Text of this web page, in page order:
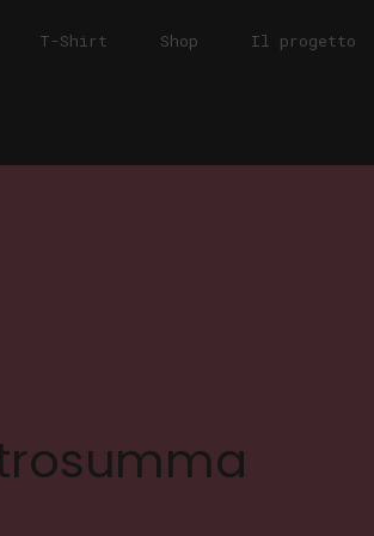
T-Shirt Shop Il progetto